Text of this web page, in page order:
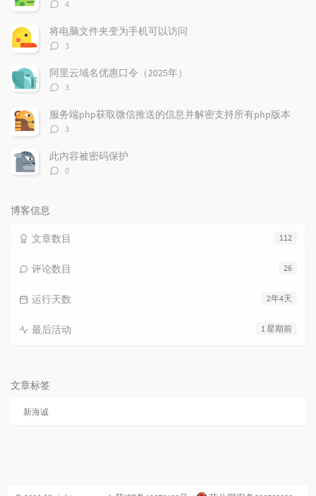
数：
4
将电脑文件夹变为手机可以访问
评
数：
3
阿里云域名优惠口令（2025年）
评
数：
3
服务端php获取微信推送的信息并解密支持所有php版本
评
数：
3
此内容被密码保护
评
0
博客信息
112
文章数目
26
评论数目
2年4天
运行天数
1 星期前
最后活动
文章标签
新海诚